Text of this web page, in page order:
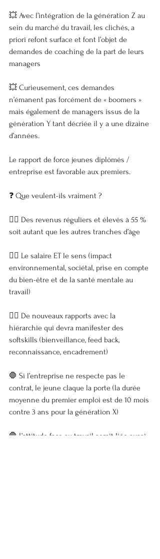
💥 Avec l’intégration de la génération Z au
sein du marché du travail, les clichés, a
priori refont surface et font l’objet de
demandes de coaching de la part de leurs
managers
💥 Curieusement, ces demandes
n’émanent pas forcément de « boomers »
mais également de managers issus de la
génération Y tant décriée il y a une dizaine
d’années.
Le rapport de force jeunes diplômés /
entreprise est favorable aux premiers.
❓ Que veulent-ils vraiment ?
👉🏼 Des revenus réguliers et élevés à 55 %
soit autant que les autres tranches d’âge
👉🏼 Le salaire ET le sens (impact
environnemental, sociétal, prise en compte
du bien-être et de la santé mentale au
travail)
👉🏼 De nouveaux rapports avec la
hiérarchie qui devra manifester des
softskills (bienveillance, feed back,
reconnaissance, encadrement)
🛑 Si l’entreprise ne respecte pas le
contrat, le jeune claque la porte (la durée
moyenne du premier emploi est de 10 mois
contre 3 ans pour la génération X)
🛑 L’attitude face au travail serait liée aussi